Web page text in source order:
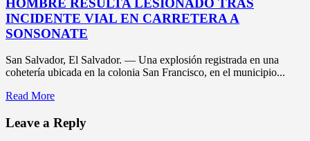
INCIDENTE VIAL EN CARRETERA A
SONSONATE
San Salvador, El Salvador. — Una explosión registrada en una
cohetería ubicada en la colonia San Francisco, en el municipio...
Read More
Leave a Reply